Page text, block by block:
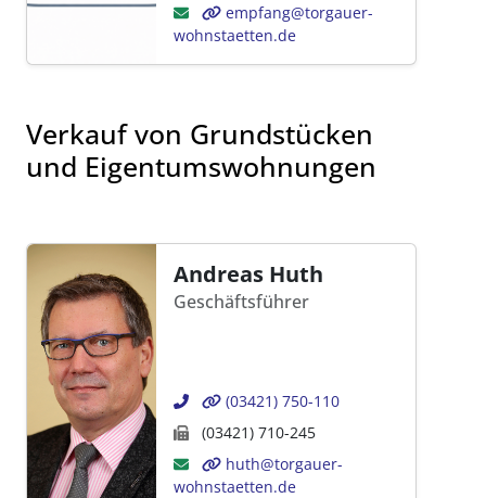
empfang@torgauer-
wohnstaetten.de
Verkauf von Grundstücken
und Eigentumswohnungen
Andreas Huth
Geschäftsführer
(03421) 750-110
(03421) 710-245
huth@torgauer-
wohnstaetten.de